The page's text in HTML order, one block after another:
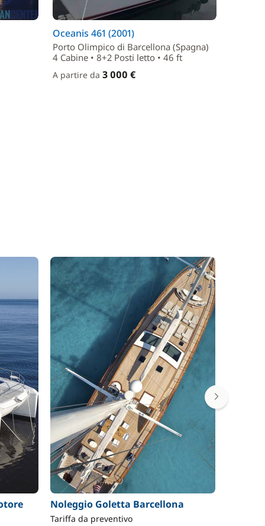
Oceanis 461 (2001)
Porto Olimpico di Barcellona (Spagna)
4 Cabine • 8+2 Posti letto • 46 ft
A partire da 3 000 €
Noleggio Goletta Barcellona
Tariffa da preventivo